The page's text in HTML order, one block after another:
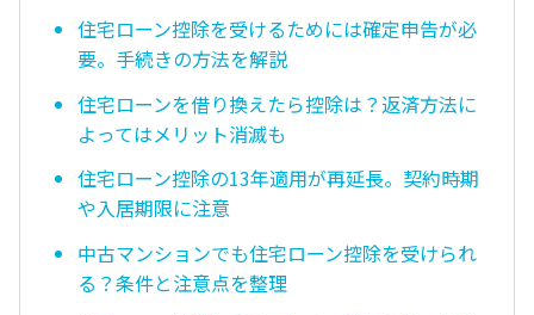
住宅ローン控除を受けるためには確定申告が必
要。手続きの方法を解説
住宅ローンを借り換えたら控除は？返済方法に
よってはメリット消滅も
住宅ローン控除の13年適用が再延長。契約時期
や入居期限に注意
中古マンションでも住宅ローン控除を受けられ
る？条件と注意点を整理